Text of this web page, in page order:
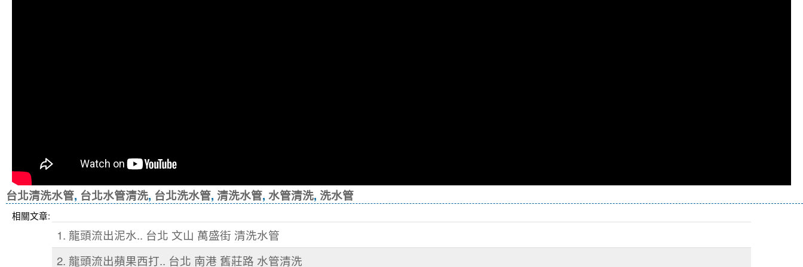
台北清洗水管, 台北水管清洗, 台北洗水管, 清洗水管, 水管清洗, 洗水管
相關文章:
1. 龍頭流出泥水.. 台北 文山 萬盛街 清洗水管
2. 龍頭流出蘋果西打.. 台北 南港 舊莊路 水管清洗